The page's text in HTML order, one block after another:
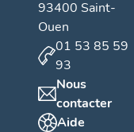
93400 Saint-
Ouen
01 53 85 59
93
Nous
contacter
Aide